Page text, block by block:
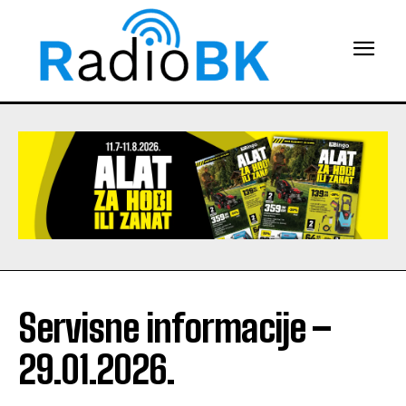
Servisne informacije –
29.01.2026.